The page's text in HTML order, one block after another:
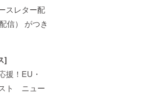
スレター配
信） がつき
]
援！EU・
ト ニュー